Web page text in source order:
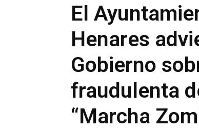
El
Henares
Gobierno
fraudulenta
“Marcha